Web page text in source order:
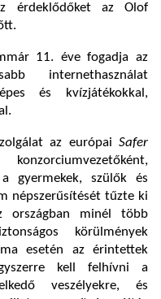
érdeklődőket az Olof
11. éve fogadja az
internethasználat
és kvízjátékokkal,
az európai Safer
gyermekek, szülők és
népszerűsítését tűzte ki
országban minél több
körülmények
esetén az érintettek
kell felhívni a
veszélyekre, és